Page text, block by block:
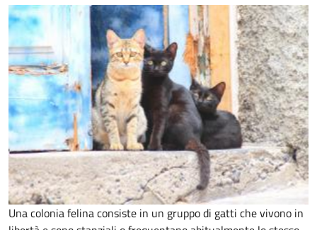
Una colonia felina consiste in un gruppo di gatti che vivono in